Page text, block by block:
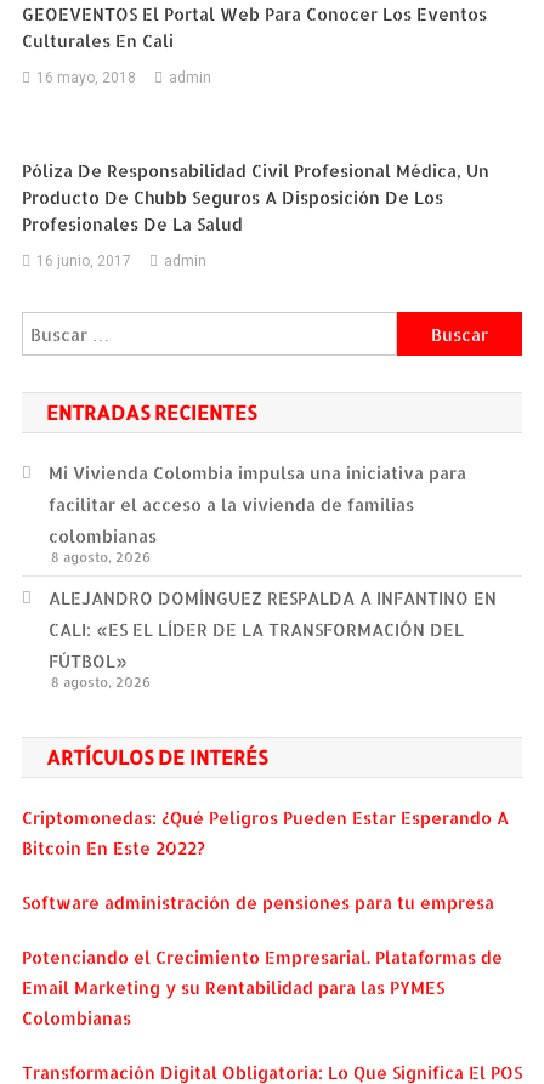
GEOEVENTOS El Portal Web Para Conocer Los Eventos
Culturales En Cali
16 mayo, 2018 admin
Póliza De Responsabilidad Civil Profesional Médica, Un
Producto De Chubb Seguros A Disposición De Los
Profesionales De La Salud
16 junio, 2017 admin
Buscar:
ENTRADAS RECIENTES
Mi Vivienda Colombia impulsa una iniciativa para
facilitar el acceso a la vivienda de familias
colombianas
8 agosto, 2026
ALEJANDRO DOMÍNGUEZ RESPALDA A INFANTINO EN
CALI: «ES EL LÍDER DE LA TRANSFORMACIÓN DEL
FÚTBOL»
8 agosto, 2026
ARTÍCULOS DE INTERÉS
Criptomonedas: ¿Qué Peligros Pueden Estar Esperando A
Bitcoin En Este 2022?
Software administración de pensiones para tu empresa
Potenciando el Crecimiento Empresarial. Plataformas de
Email Marketing y su Rentabilidad para las PYMES
Colombianas
Transformación Digital Obligatoria: Lo Que Significa El POS